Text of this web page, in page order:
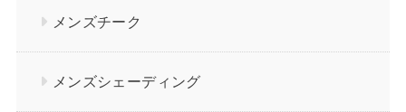
メンズチーク
メンズシェーディング